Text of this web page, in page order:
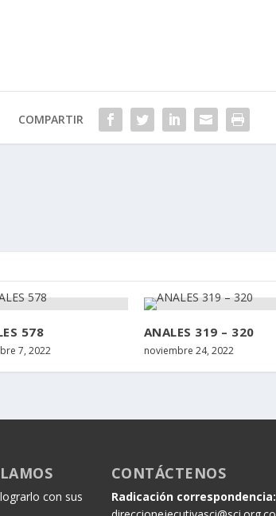
COMPARTIR
578
7, 2022
ANALES 319 – 320
noviembre 24, 2022
con sus
CONTÁCTENOS
Radicación correspondencia: